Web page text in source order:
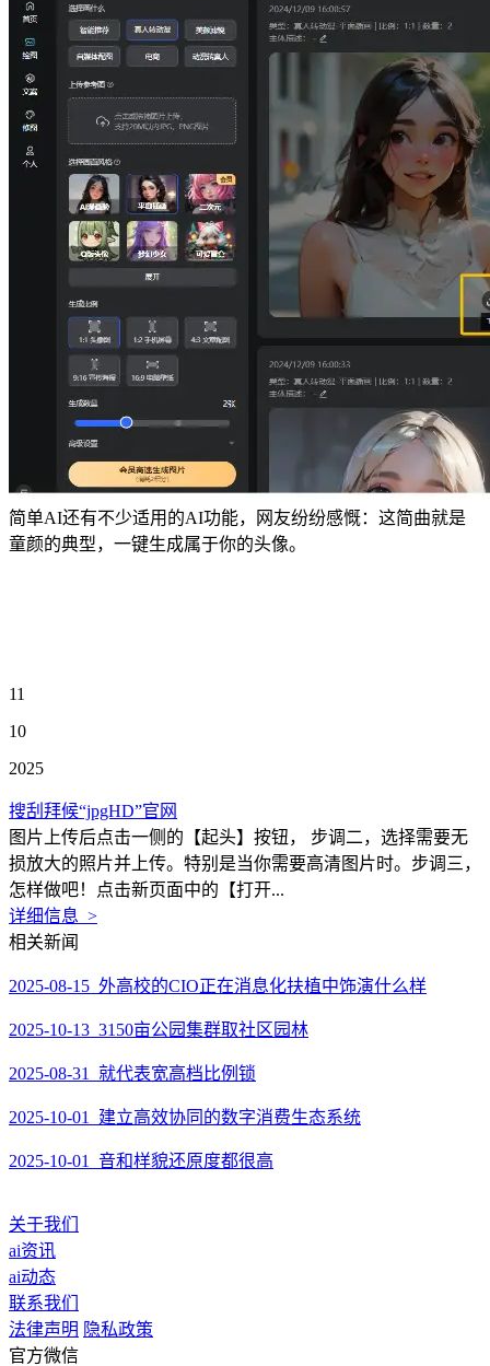
简单AI还有不少适用的AI功能，网友纷纷感慨：这简曲就是
童颜的典型，一键生成属于你的头像。
11
10
2025
搜刮拜候“jpgHD”官网
图片上传后点击一侧的【起头】按钮， 步调二，选择需要无
损放大的照片并上传。特别是当你需要高清图片时。步调三，
怎样做吧！点击新页面中的【打开...
详细信息 >
相关新闻
2025-08-15 外高校的CIO正在消息化扶植中饰演什么样
2025-10-13 3150亩公园集群取社区园林
2025-08-31 就代表宽高档比例锁
2025-10-01 建立高效协同的数字消费生态系统
2025-10-01 音和样貌还原度都很高
关于我们
ai资讯
ai动态
联系我们
法律声明 隐私政策
官方微信